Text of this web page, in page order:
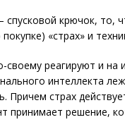
спусковой крючок,
«страх» и
реагируют и на
интеллекта
Причем страх
принимает решение,